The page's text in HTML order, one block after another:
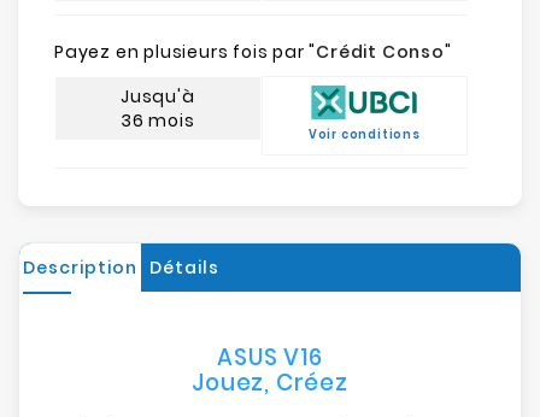
Payez en plusieurs fois par "Crédit Conso"
Jusqu'à
36 mois
Voir conditions
Description Détails
ASUS V16
Jouez, Créez